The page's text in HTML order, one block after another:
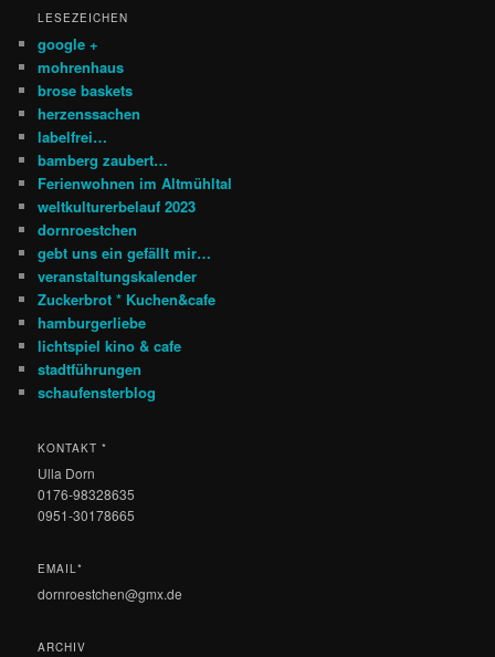
LESEZEICHEN
google +
mohrenhaus
brose baskets
herzenssachen
labelfrei…
bamberg zaubert…
Ferienwohnen im Altmühltal
weltkulturerbelauf 2023
dornroestchen
gebt uns ein gefällt mir…
veranstaltungskalender
Zuckerbrot * Kuchen&cafe
hamburgerliebe
lichtspiel kino & cafe
stadtführungen
schaufensterblog
KONTAKT *
Ulla Dorn
0176-98328635
0951-30178665
EMAIL*
dornroestchen@gmx.de
ARCHIV